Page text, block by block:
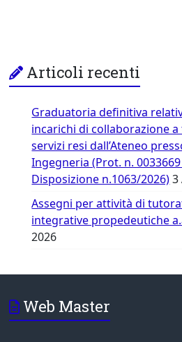
Articoli recenti
Graduatoria definitiva
incarichi di collaborazione
servizi resi dall’Ateneo
Ingegneria (Prot. n.
Disposizione n.1063/2026) 3
Assegni per attività di
integrative propedeutiche
2026
Web Master